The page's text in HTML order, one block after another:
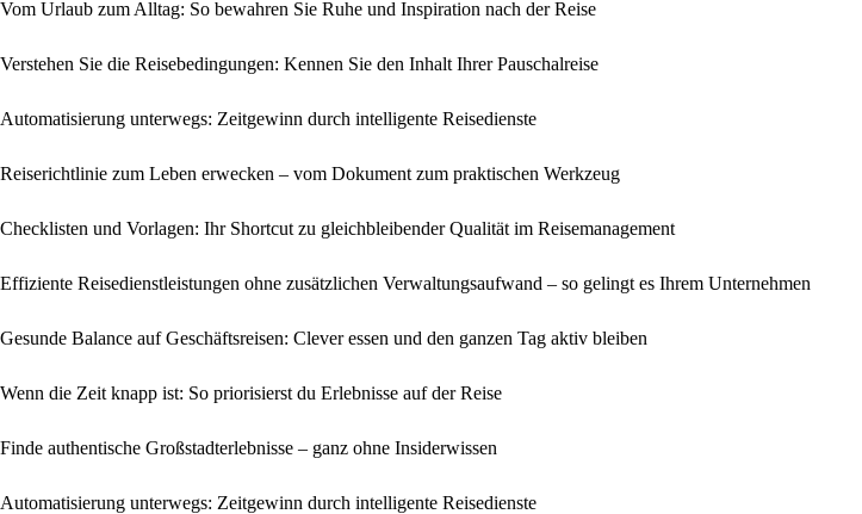
Vom Urlaub zum Alltag: So bewahren Sie Ruhe und Inspiration nach der Reise
Verstehen Sie die Reisebedingungen: Kennen Sie den Inhalt Ihrer Pauschalreise
Automatisierung unterwegs: Zeitgewinn durch intelligente Reisedienste
Reiserichtlinie zum Leben erwecken – vom Dokument zum praktischen Werkzeug
Checklisten und Vorlagen: Ihr Shortcut zu gleichbleibender Qualität im Reisemanagement
Effiziente Reisedienstleistungen ohne zusätzlichen Verwaltungsaufwand – so gelingt es Ihrem Unternehmen
Gesunde Balance auf Geschäftsreisen: Clever essen und den ganzen Tag aktiv bleiben
Wenn die Zeit knapp ist: So priorisierst du Erlebnisse auf der Reise
Finde authentische Großstadterlebnisse – ganz ohne Insiderwissen
Automatisierung unterwegs: Zeitgewinn durch intelligente Reisedienste